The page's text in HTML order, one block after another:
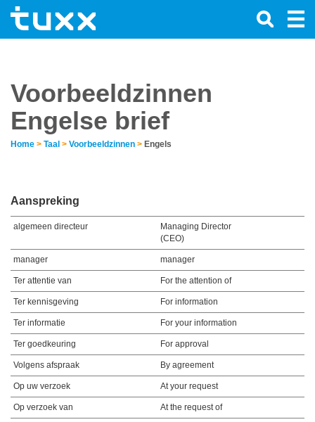
Voorbeeldzinnen
Engelse brief
Home > Taal > Voorbeeldzinnen > Engels
Aanspreking
algemeen directeur
Managing Director
(CEO)
manager manager
Ter attentie van For the attention of
Ter kennisgeving For information
Ter informatie For your information
Ter goedkeuring For approval
Volgens afspraak By agreement
Op uw verzoek At your request
Op verzoek van At the request of